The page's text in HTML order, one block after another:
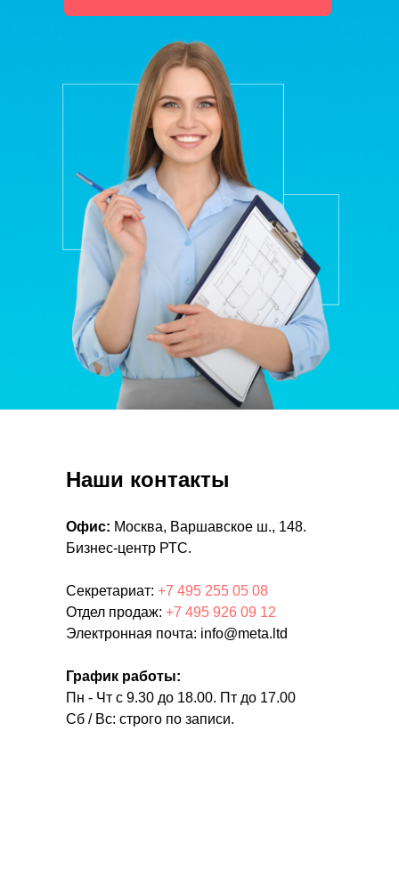
Офис: Москва, Варшавское ш., 148.
Бизнес-центр РТС.
Секретариат: +7 495 255 05 08
Отдел продаж: +7 495 926 09 12
Электронная почта: info@meta.ltd
График работы:
Пн - Чт с 9.30 до 18.00. Пт до 17.00
Сб / Вс: строго по записи.
Наши контакты